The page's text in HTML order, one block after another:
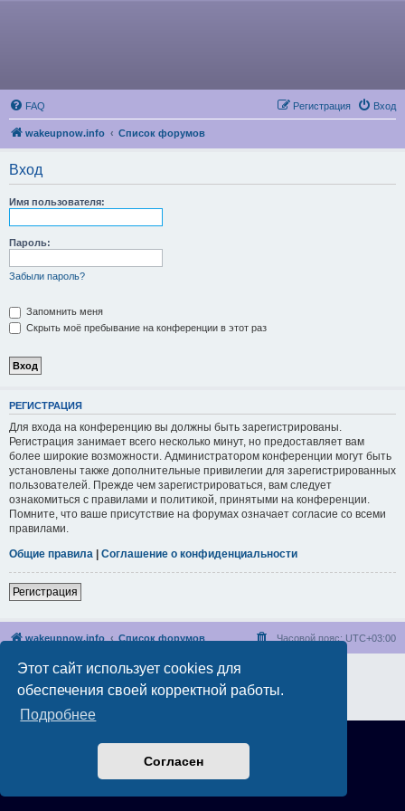
Этот сайт использует cookies для
обеспечения своей корректной работы.
Подробнее
Согласен
FAQ Вход
Регистрация
wakeupnow.info Список форумов
Вход
Имя пользователя:
Пароль:
Забыли пароль?
Запомнить меня
Скрыть моё пребывание на конференции в этот раз
РЕГИСТРАЦИЯ
Для входа на конференцию вы должны быть зарегистрированы.
Регистрация занимает всего несколько минут, но предоставляет вам
более широкие возможности. Администратором конференции могут быть
установлены также дополнительные привилегии для зарегистрированных
пользователей. Прежде чем зарегистрироваться, вам следует
ознакомиться с правилами и политикой, принятыми на конференции.
Помните, что ваше присутствие на форумах означает согласие со всеми
правилами.
Общие правила | Соглашение о конфиденциальности
Регистрация
wakeupnow.info Список форумов Часовой пояс: UTC+03:00
Создано на основе phpBB® Forum Software © phpBB Limited
Русская поддержка phpBB